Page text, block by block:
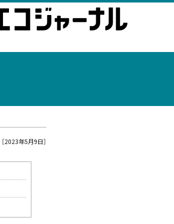
［2023年5月9日］